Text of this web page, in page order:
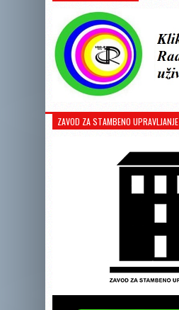
ZAVOD ZA STAMBENO UPRAVLJANJE